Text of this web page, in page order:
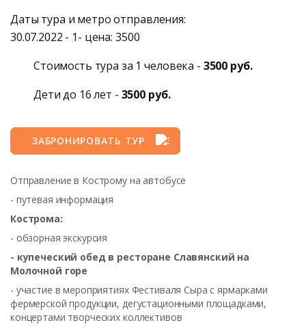
Даты тура и метро отправления:
30.07.2022 - 1- цена: 3500
Стоимость тура за 1 человека - 3500 руб.
Дети до 16 лет - 3500 руб.
ЗАБРОНИРОВАТЬ ТУР
Отправление в Кострому на автобусе
- путевая информация
Кострома:
- обзорная экскурсия
- купеческий обед в ресторане Славянский на
Молочной горе
- участие в мероприятиях Фестиваля Сыра с ярмарками
фермерской продукции, дегустационными площадками,
концертами творческих коллективов